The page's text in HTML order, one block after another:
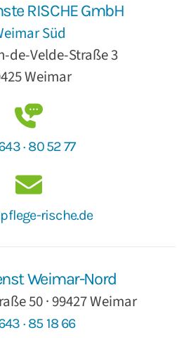
RISCHE GmbH
Süd
de-Velde-Straße 3
Weimar
· 80 52 77
rische.de
Weimar-Nord
50 · 99427 Weimar
· 85 18 66